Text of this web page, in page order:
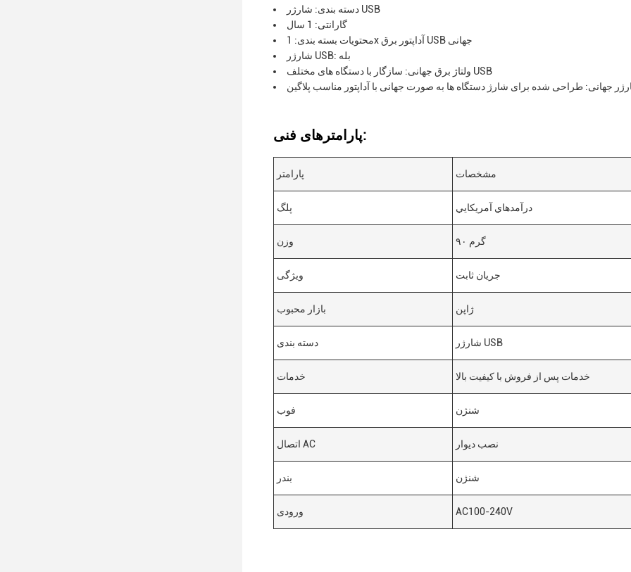
دسته بندی: شارژر USB
گارانتی: 1 سال
محتویات بسته بندی: 1x آداپتور برق USB جهانی
شارژر USB: بله
ولتاژ برق جهانی: سازگار با دستگاه های مختلف USB
جهانی: طراحی شده برای شارژ دستگاه ها به صورت جهانی با آداپتور مناسب پلاگین
پارامترهای فنی:
پارامتر مشخصات
پلگ درآمدهاي آمريکايي
وزن ۹۰ گرم
ویژگی جریان ثابت
بازار محبوب ژاپن
دسته بندی شارژر USB
خدمات خدمات پس از فروش با کیفیت بالا
فوب شنژن
اتصال AC نصب دیوار
بندر شنژن
ورودی AC100-240V